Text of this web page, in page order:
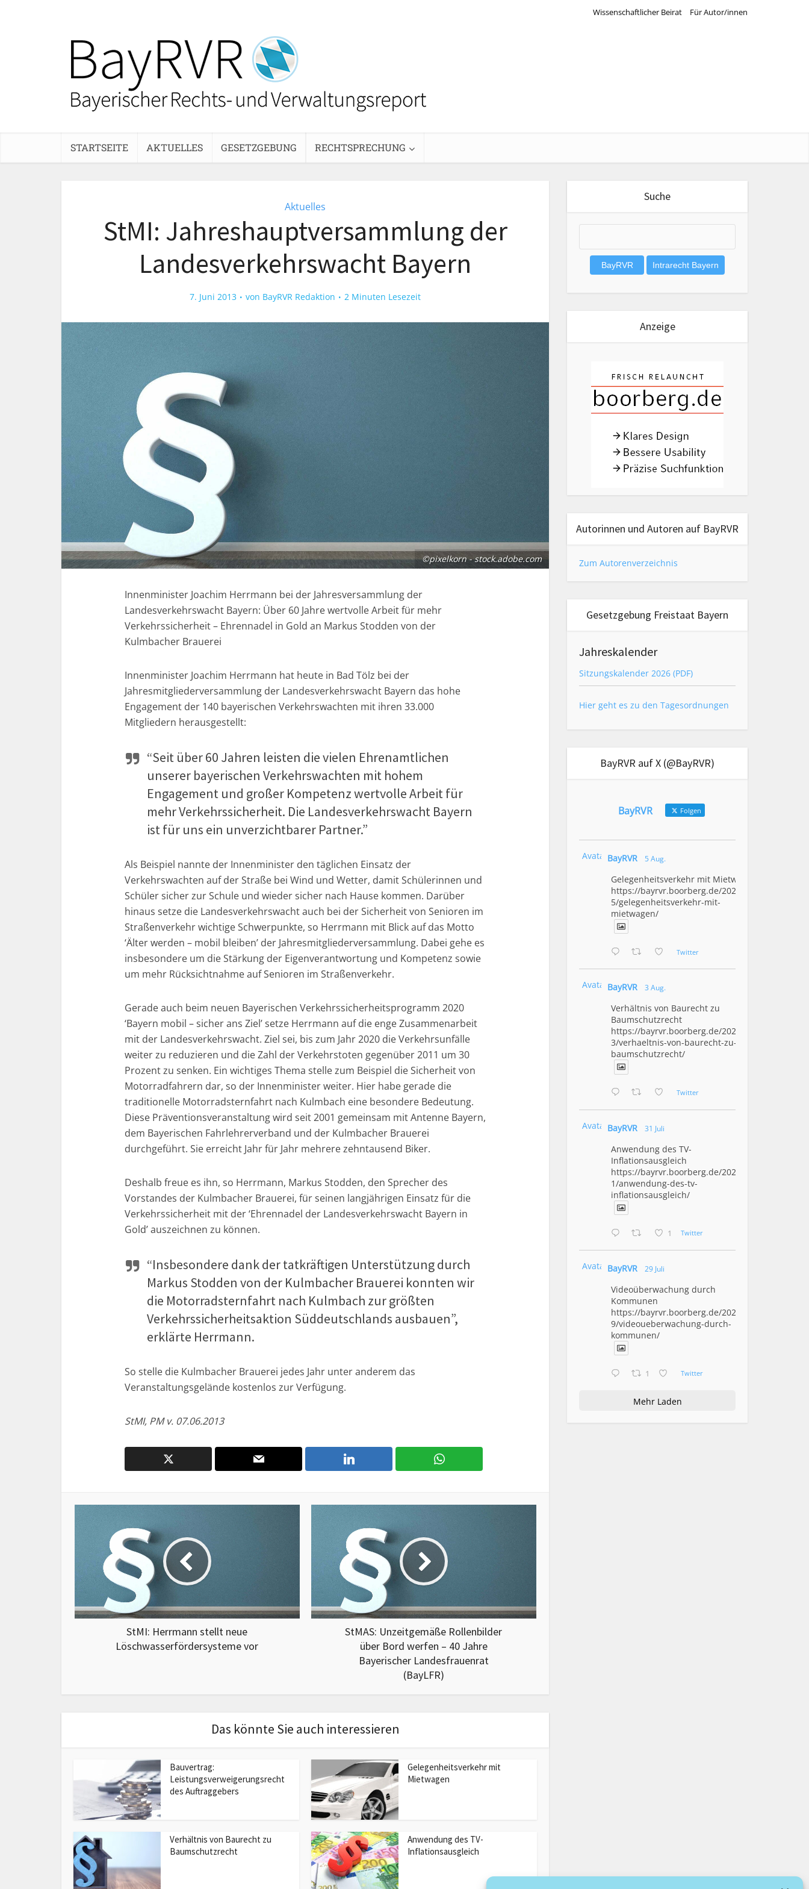
Wissenschaftlicher Beirat Für Autor/innen
STARTSEITE AKTUELLES GESETZGEBUNG RECHTSPRECHUNG
Aktuelles
StMI: Jahreshauptversammlung der
Landesverkehrswacht Bayern
7. Juni 2013 von BayRVR Redaktion 2 Minuten Lesezeit
©pixelkorn - stock.adobe.com
Innenminister Joachim Herrmann bei der Jahresversammlung der
Landesverkehrswacht Bayern: Über 60 Jahre wertvolle Arbeit für mehr
Verkehrssicherheit – Ehrennadel in Gold an Markus Stodden von der
Kulmbacher Brauerei
Innenminister Joachim Herrmann hat heute in Bad Tölz bei der
Jahresmitgliederversammlung der Landesverkehrswacht Bayern das hohe
Engagement der 140 bayerischen Verkehrswachten mit ihren 33.000
Mitgliedern herausgestellt:
“Seit über 60 Jahren leisten die vielen Ehrenamtlichen
unserer bayerischen Verkehrswachten mit hohem
Engagement und großer Kompetenz wertvolle Arbeit für
mehr Verkehrssicherheit. Die Landesverkehrswacht Bayern
ist für uns ein unverzichtbarer Partner.”
Als Beispiel nannte der Innenminister den täglichen Einsatz der
Verkehrswachten auf der Straße bei Wind und Wetter, damit Schülerinnen und
Schüler sicher zur Schule und wieder sicher nach Hause kommen. Darüber
hinaus setze die Landesverkehrswacht auch bei der Sicherheit von Senioren im
Straßenverkehr wichtige Schwerpunkte, so Herrmann mit Blick auf das Motto
‘Älter werden – mobil bleiben’ der Jahresmitgliederversammlung. Dabei gehe es
insbesondere um die Stärkung der Eigenverantwortung und Kompetenz sowie
um mehr Rücksichtnahme auf Senioren im Straßenverkehr.
Gerade auch beim neuen Bayerischen Verkehrssicherheitsprogramm 2020
‘Bayern mobil – sicher ans Ziel’ setze Herrmann auf die enge Zusammenarbeit
mit der Landesverkehrswacht. Ziel sei, bis zum Jahr 2020 die Verkehrsunfälle
weiter zu reduzieren und die Zahl der Verkehrstoten gegenüber 2011 um 30
Prozent zu senken. Ein wichtiges Thema stelle zum Beispiel die Sicherheit von
Motorradfahrern dar, so der Innenminister weiter. Hier habe gerade die
traditionelle Motorradsternfahrt nach Kulmbach eine besondere Bedeutung.
Diese Präventionsveranstaltung wird seit 2001 gemeinsam mit Antenne Bayern,
dem Bayerischen Fahrlehrerverband und der Kulmbacher Brauerei
durchgeführt. Sie erreicht Jahr für Jahr mehrere zehntausend Biker.
Deshalb freue es ihn, so Herrmann, Markus Stodden, den Sprecher des
Vorstandes der Kulmbacher Brauerei, für seinen langjährigen Einsatz für die
Verkehrssicherheit mit der ‘Ehrennadel der Landesverkehrswacht Bayern in
Gold’ auszeichnen zu können.
“Insbesondere dank der tatkräftigen Unterstützung durch
Markus Stodden von der Kulmbacher Brauerei konnten wir
die Motorradsternfahrt nach Kulmbach zur größten
Verkehrssicherheitsaktion Süddeutschlands ausbauen”,
erklärte Herrmann.
So stelle die Kulmbacher Brauerei jedes Jahr unter anderem das
Veranstaltungsgelände kostenlos zur Verfügung.
StMI, PM v. 07.06.2013
StMI: Herrmann stellt neue
Löschwasserfördersysteme vor
StMAS: Unzeitgemäße Rollenbilder
über Bord werfen – 40 Jahre
Bayerischer Landesfrauenrat
(BayLFR)
Das könnte Sie auch interessieren
Bauvertrag:
Leistungsverweigerungsrecht
des Auftraggebers
Gelegenheitsverkehr mit
Mietwagen
Verhältnis von Baurecht zu
Baumschutzrecht
Anwendung des TV-
Inflationsausgleich
Suche
Anzeige
Autorinnen und Autoren auf BayRVR
Zum Autorenverzeichnis
Gesetzgebung Freistaat Bayern
Jahreskalender
Sitzungskalender 2026 (PDF)
Hier geht es zu den Tagesordnungen
BayRVR auf X (@BayRVR)
BayRVR Folgen
Avatar BayRVR 5 Aug.
Gelegenheitsverkehr mit Mietwagen
https://bayrvr.boorberg.de/2026/08/0
5/gelegenheitsverkehr-mit-
mietwagen/
Twitter
Avatar BayRVR 3 Aug.
Verhältnis von Baurecht zu
Baumschutzrecht
https://bayrvr.boorberg.de/2026/08/0
3/verhaeltnis-von-baurecht-zu-
baumschutzrecht/
Twitter
Avatar BayRVR 31 Juli
Anwendung des TV-
Inflationsausgleich
https://bayrvr.boorberg.de/2026/07/3
1/anwendung-des-tv-
inflationsausgleich/
1 Twitter
Avatar BayRVR 29 Juli
Videoüberwachung durch
Kommunen
https://bayrvr.boorberg.de/2026/07/2
9/videoueberwachung-durch-
kommunen/
1 Twitter
Mehr Laden